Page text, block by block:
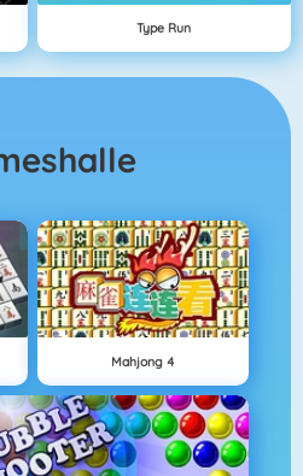
Type Run
Mahjong 4